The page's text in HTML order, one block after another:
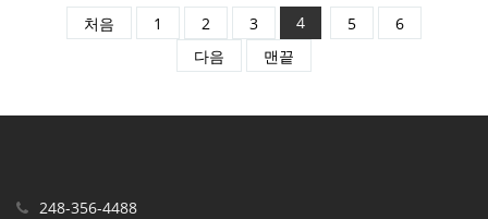
처음 1 2 3 4 5
6
다음
맨끝
248-356-4488